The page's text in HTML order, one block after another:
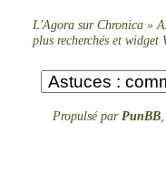
L'Agora sur Chronica »
plus recherchés et widget
Propulsé par PunBB,